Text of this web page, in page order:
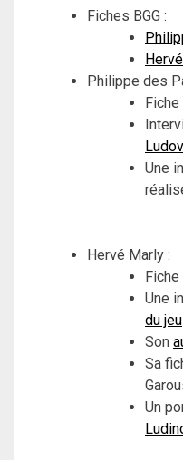
Fiches BGG :
Philippe des
Fiche
Une
Hervé Marly :
Fiche
Une
du jeu
Son
Sa
Un